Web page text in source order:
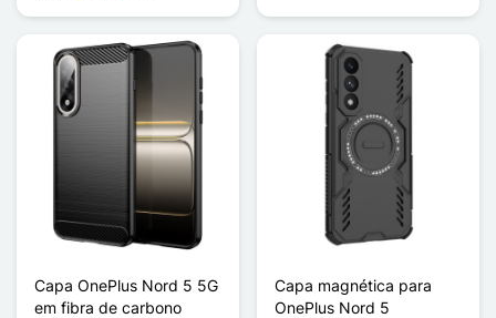
Capa OnePlus Nord 5 5G
em fibra de carbono
Capa magnética para
OnePlus Nord 5